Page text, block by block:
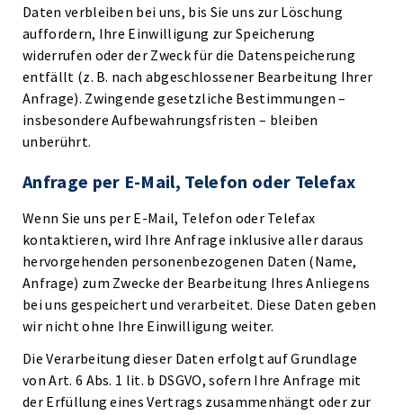
Daten verbleiben bei uns, bis Sie uns zur Löschung
auffordern, Ihre Einwilligung zur Speicherung
widerrufen oder der Zweck für die Datenspeicherung
entfällt (z. B. nach abgeschlossener Bearbeitung Ihrer
Anfrage). Zwingende gesetzliche Bestimmungen –
insbesondere Aufbewahrungsfristen – bleiben
unberührt.
Anfrage per E-Mail, Telefon oder Telefax
Wenn Sie uns per E-Mail, Telefon oder Telefax
kontaktieren, wird Ihre Anfrage inklusive aller daraus
hervorgehenden personenbezogenen Daten (Name,
Anfrage) zum Zwecke der Bearbeitung Ihres Anliegens
bei uns gespeichert und verarbeitet. Diese Daten geben
wir nicht ohne Ihre Einwilligung weiter.
Die Verarbeitung dieser Daten erfolgt auf Grundlage
von Art. 6 Abs. 1 lit. b DSGVO, sofern Ihre Anfrage mit
der Erfüllung eines Vertrags zusammenhängt oder zur